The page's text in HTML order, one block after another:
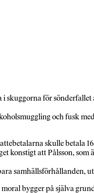
skuggorna för
och fusk
skulle betala
konstigt att Pålsson, som
samhällsförhållanden,
bygger på själva